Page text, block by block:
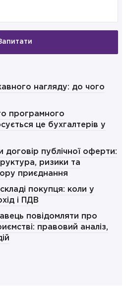
нагляду: до чого
програмного
це бухгалтерів у
договір публічної оферти:
ризики та
приєднання
покупця: коли у
і ПДВ
повідомляти про
правовий аналіз,